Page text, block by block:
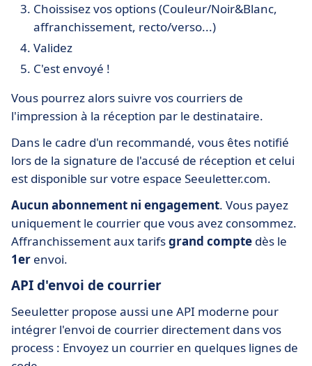
Choissisez vos options (Couleur/Noir&Blanc,
affranchissement, recto/verso...)
Validez
C'est envoyé !
Vous pourrez alors suivre vos courriers de
l'impression à la réception par le destinataire.
Dans le cadre d'un recommandé, vous êtes notifié
lors de la signature de l'accusé de réception et celui
est disponible sur votre espace Seeuletter.com.
Aucun abonnement ni engagement. Vous payez
uniquement le courrier que vous avez consommez.
Affranchissement aux tarifsgrand compte dès le
1er envoi.
API d'envoi de courrier
Seeuletter propose aussi une API moderne pour
intégrer l'envoi de courrier directement dans vos
process : Envoyez un courrier en quelques lignes de